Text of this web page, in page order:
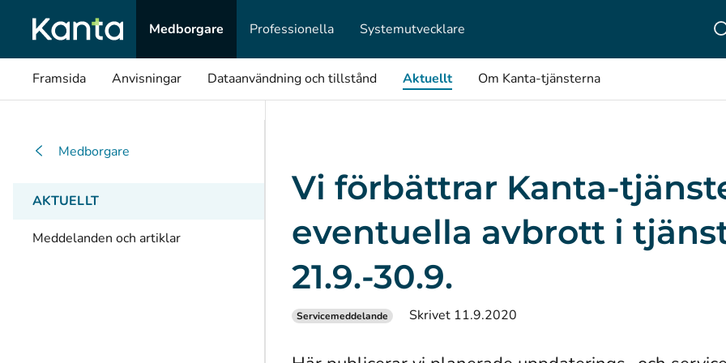
Medborgare
Professionella Systemutvecklare
Framsida Anvisningar Dataanvändning och tillstånd Aktuellt Om Kanta-tjänsterna
Medborgare
AKTUELLT
Meddelanden och artiklar
Vi förbättrar Kanta-
eventuella avbrott i
21.9.-30.9.
Servicemeddelande Skrivet 11.9.2020